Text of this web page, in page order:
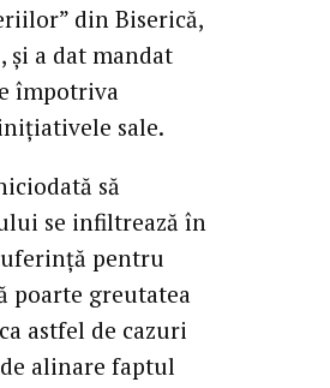
din Biserică,
şi a dat mandat
împotriva
sale.
să
se infiltrează în
pentru
poarte greutatea
astfel de cazuri
alinare faptul